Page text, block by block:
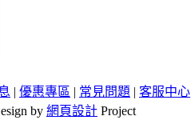
| 優惠專區 | 常見問題 | 客服中心
by 網頁設計 Project